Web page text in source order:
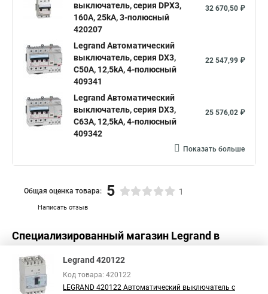
выключатель, серия DPX3,
160A, 25kA, 3-полюсный
420207
32 670,50 ₽
Legrand Автоматический
выключатель, серия DX3,
С50A, 12,5kA, 4-полюсный
409341
22 547,99 ₽
Legrand Автоматический
выключатель, серия DX3,
С63A, 12,5kA, 4-полюсный
409342
25 576,02 ₽
Показать больше
Написать отзыв
Общая оценка товара: 5 1
Специализированный магазин Legrand в
Legrand 420122
Код товара: 420122
LEGRAND 420122 Автоматический выключатель с